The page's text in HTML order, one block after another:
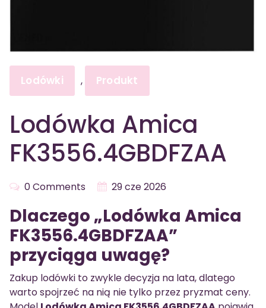
Lodówki , Produkt
Lodówka Amica
FK3556.4GBDFZAA
0 Comments 29 cze 2026
Dlaczego „Lodówka Amica
FK3556.4GBDFZAA”
przyciąga uwagę?
Zakup lodówki to zwykle decyzja na lata, dlatego
warto spojrzeć na nią nie tylko przez pryzmat ceny.